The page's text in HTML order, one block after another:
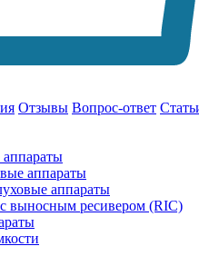
Отзывы Вопрос-ответ
аппараты
аппараты
выносным ресивером (RIC)